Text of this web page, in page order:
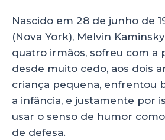
Nascido em 28 de junho de
(Nova York), Melvin
quatro irmãos, sofreu com a
desde muito cedo, aos dois
criança pequena, enfrentou
a infância, e justamente por
usar o senso de humor
de defesa.